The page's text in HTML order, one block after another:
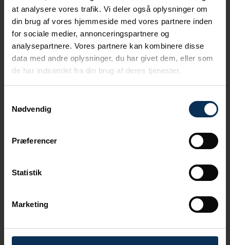
at analysere vores trafik. Vi deler også oplysninger om
din brug af vores hjemmeside med vores partnere inden
for sociale medier, annonceringspartnere og
analysepartnere. Vores partnere kan kombinere disse
data med andre oplysninger, du har givet dem, eller som
de har indsamlet fra din brug af deres tjenester.
Nødvendig
Præferencer
Statistik
Marketing
Aarhus Havn afgiver 600.000
Aarhus Kommune indgår en aftale med Aarhus Havn om
til erhvervsbrug, som i stedet skal bruges til udvikling
af byarealer.
Dokk1 er f.eks. etableret på den gamle Honnørkaj.
Navitas og Bestseller ligger på det gamle Pier 2, og